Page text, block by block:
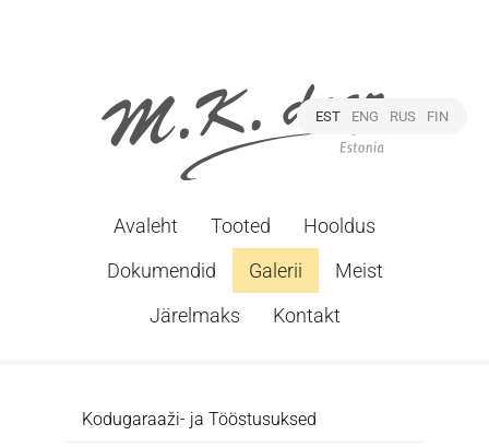
EST ENG RUS FIN
Avaleht Tooted
Hooldus
Dokumendid
Galerii
Meist
Järelmaks
Kontakt
Kodugaraaži- ja Tööstusuksed